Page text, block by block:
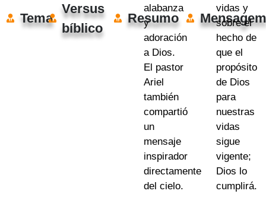
Tema
Versus
bíblico
Resumo
alabanza
y
adoración
a Dios.
El pastor
Ariel
también
compartió
un
mensaje
inspirador
directamente
del cielo.
vidas y
sobre el
hecho de
que el
propósito
de Dios
para
nuestras
vidas
sigue
vigente;
Dios lo
cumplirá.